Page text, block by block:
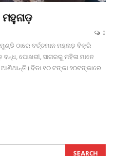
0
ଠାରେ ବର୍ତ୍ତମାନ ମହୁନାଡ଼ ବିକ୍ରି
ପୋଖରୀ, ସାଗରରୁ ମହିଳା ମାନେ
ବିଡା ୧୦ ଟଙ୍କା ୨୦ଟଙ୍କାରେ